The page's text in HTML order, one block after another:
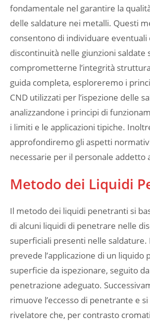
fondamentale nel garantire la
delle saldature nei metalli. Questi
consentono di individuare
discontinuità nelle giunzioni saldate
comprometterne l’integrità
guida completa, esploreremo i
CND utilizzati per l’ispezione delle
analizzandone i principi di
i limiti e le applicazioni tipiche.
approfondiremo gli aspetti
necessarie per il personale addetto
Metodo dei Liquidi
Il metodo dei liquidi penetranti si
di alcuni liquidi di penetrare nelle
superficiali presenti nelle saldature.
prevede l’applicazione di un liquido
superficie da ispezionare, seguito
penetrazione adeguato.
rimuove l’eccesso di penetrante e
rivelatore che, per contrasto